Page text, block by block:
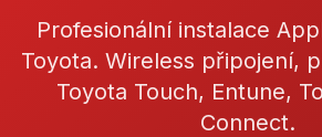
Profesionální instalace
Toyota. Wireless připojení,
Toyota Touch, Entune,
Connect.